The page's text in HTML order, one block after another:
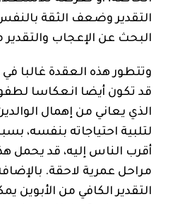
التقدير وضعف الثقة
البحث عن الإعجاب والتقدير
وتتطور هذه العقدة غالبا
قد تكون أيضا انعكاسا
الذي يعاني من إهمال
لتلبية احتياجاته بنفسه،
أقرب الناس إليه، قد يحمل
مراحل عمرية لاحقة.
التقدير الكافي من الأبوين